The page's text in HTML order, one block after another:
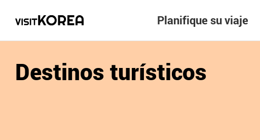
Planifique su viaje
Destinos turísticos